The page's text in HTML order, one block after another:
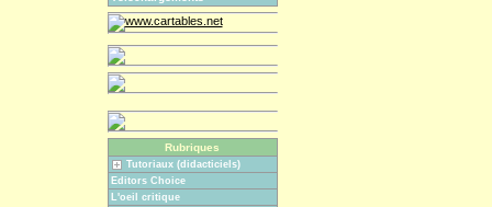
Rubriques
Tutoriaux (didacticiels)
Editors Choice
L'oeil critique